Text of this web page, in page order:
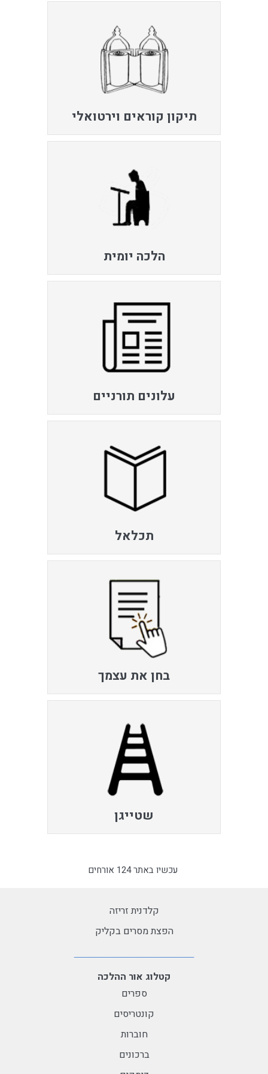
תיקון קוראים וירטואלי
הלכה יומית
עלונים תורניים
תכלאל
בחן את עצמך
שטייגן
עכשיו באתר 124 אורחים
קלדנית זריזה
הפצת מסרים בקליק
קטלוג אור ההלכה
ספרים
קונטריסים
חוברות
ברכונים